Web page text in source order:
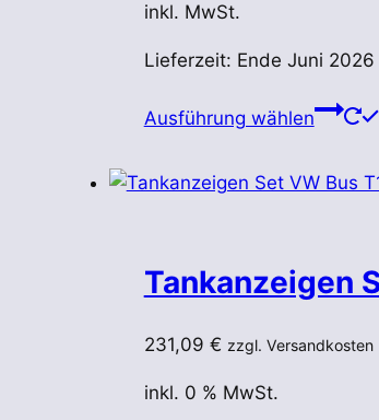
inkl. MwSt.
Lieferzeit: Ende Juni 2026
Ausführung wählen
Tankanzeigen
231,09 € zzgl. Versandkosten
inkl. 0 % MwSt.